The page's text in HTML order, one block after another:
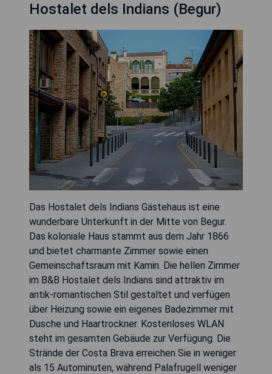
Hostalet dels Indians (Begur)
Das Hostalet dels Indians Gästehaus ist eine
wunderbare Unterkunft in der Mitte von Begur.
Das koloniale Haus stammt aus dem Jahr 1866
und bietet charmante Zimmer sowie einen
Gemeinschaftsraum mit Kamin. Die hellen Zimmer
im B&B Hostalet dels Indians sind attraktiv im
antik-romantischen Stil gestaltet und verfügen
über Heizung sowie ein eigenes Badezimmer mit
Dusche und Haartrockner. Kostenloses WLAN
steht im gesamten Gebäude zur Verfügung. Die
Strände der Costa Brava erreichen Sie in weniger
als 15 Autominuten, während Palafrugell weniger